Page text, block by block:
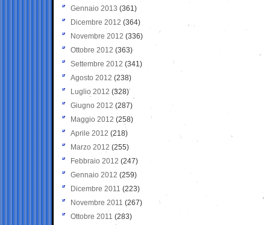
Gennaio 2013 (361)
Dicembre 2012 (364)
Novembre 2012 (336)
Ottobre 2012 (363)
Settembre 2012 (341)
Agosto 2012 (238)
Luglio 2012 (328)
Giugno 2012 (287)
Maggio 2012 (258)
Aprile 2012 (218)
Marzo 2012 (255)
Febbraio 2012 (247)
Gennaio 2012 (259)
Dicembre 2011 (223)
Novembre 2011 (267)
Ottobre 2011 (283)